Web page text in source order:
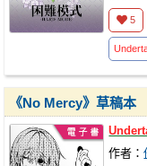
5
《No Mercy》草稿本
作者：